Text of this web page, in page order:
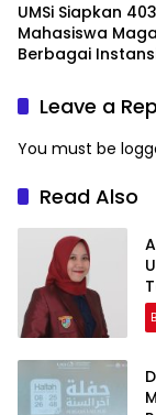
UMSi Siapkan 403
Mahasiswa
Berbagai
TaiwanLeave a
You must be
Read Also